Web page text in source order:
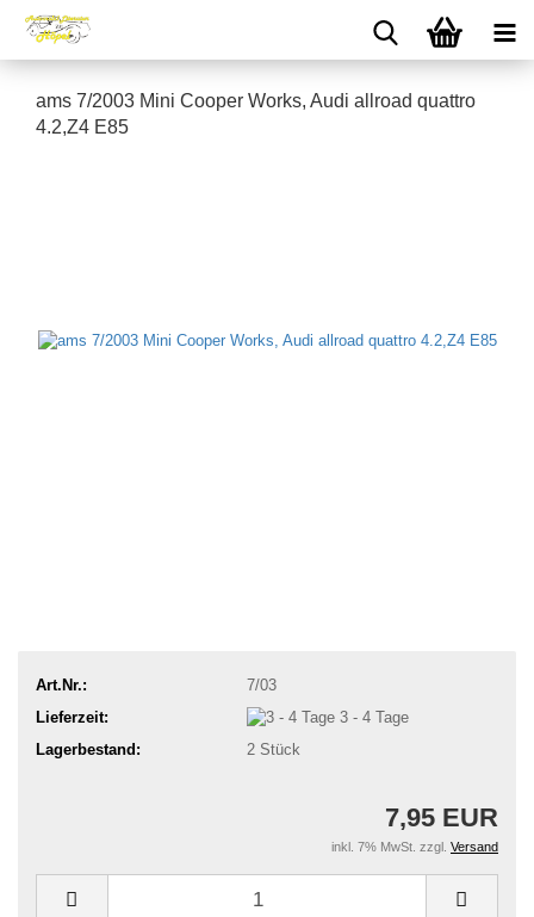
ams 7/2003 Mini Cooper Works, Audi allroad quattro
4.2,Z4 E85
Art.Nr.:
7/03
Lieferzeit:
3 - 4 Tage
Lagerbestand:
2 Stück
7,95 EUR
inkl. 7% MwSt. zzgl. Versand